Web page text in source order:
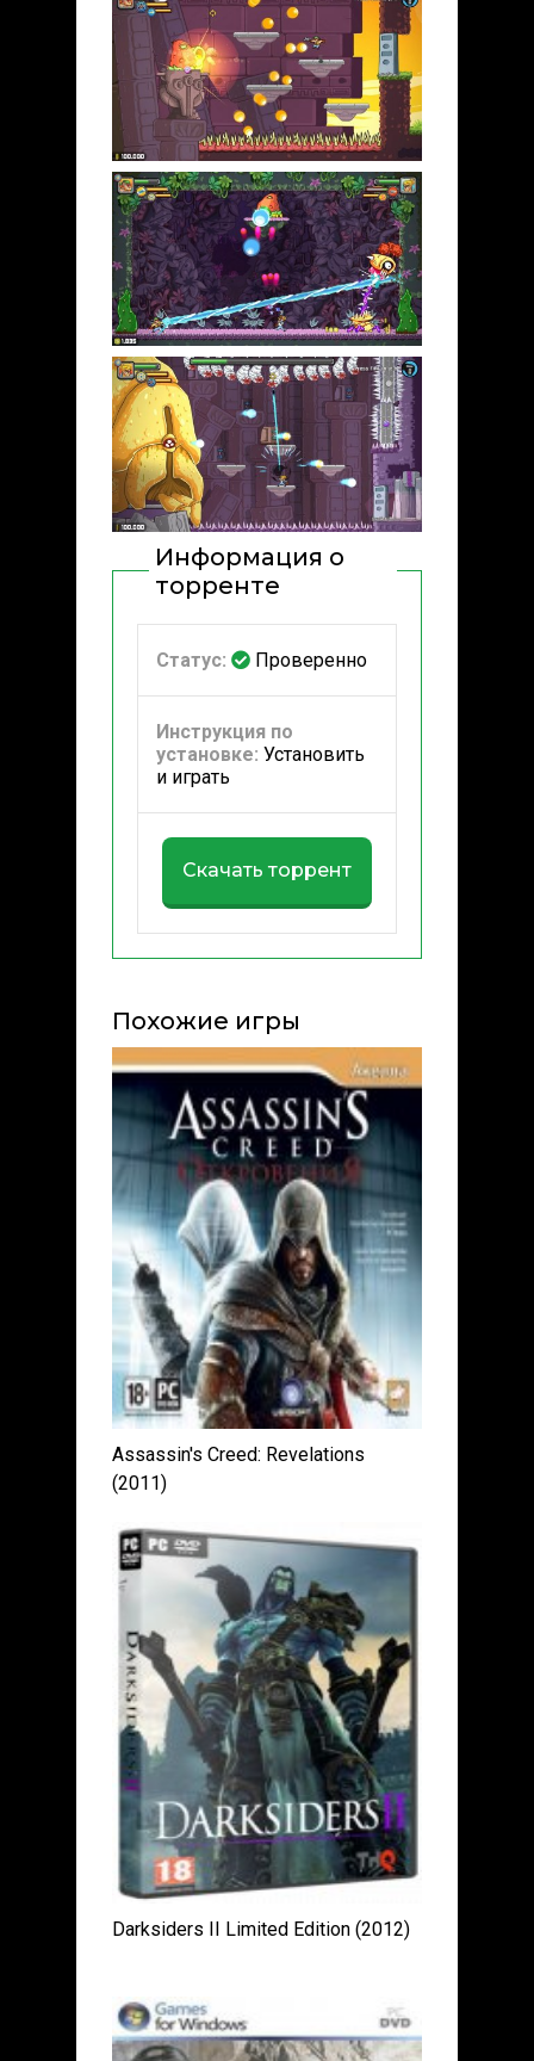
Информация о
торренте
Статус: Проверенно
Инструкция по
установке: Установить
и играть
Скачать торрент
Похожие игры
Assassin's Creed: Revelations
(2011)
Darksiders II Limited Edition (2012)